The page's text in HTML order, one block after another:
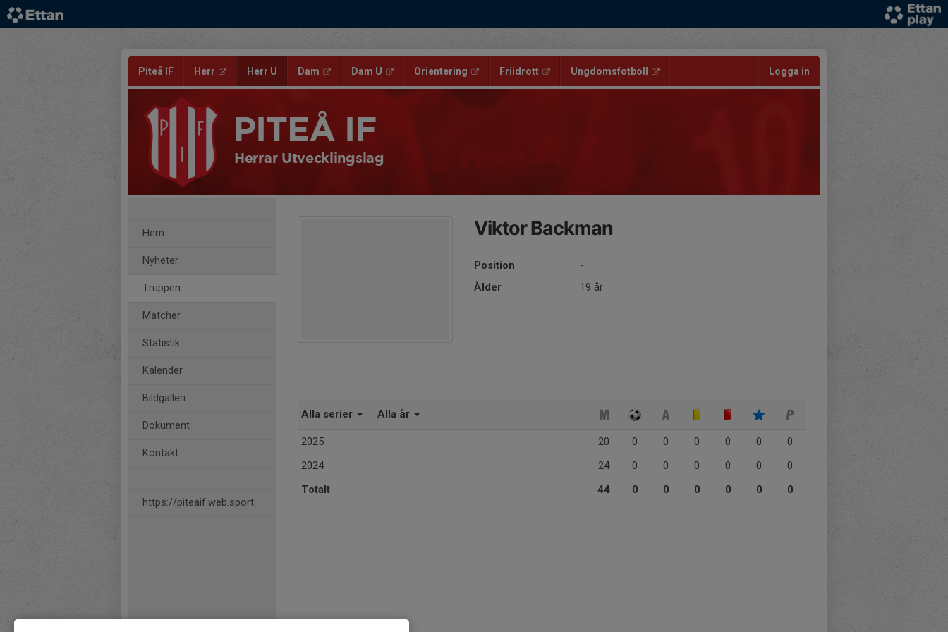
Piteå IF Herr Herr U Dam Dam U Orientering Friidrott Ungdomsfotboll Logga in
PITEÅ IF
Herrar Utvecklingslag
Hem
Nyheter
Truppen
Matcher
Statistik
Kalender
Bildgalleri
Dokument
Kontakt
https://piteaif.web.sport
Viktor Backman
Position
-
Ålder
19 år
Alla serier Alla år
2025 20 0 0 0 0 0
0
2024
24 0 0 0 0 0
0
Totalt
44 0 0 0 0 0 0